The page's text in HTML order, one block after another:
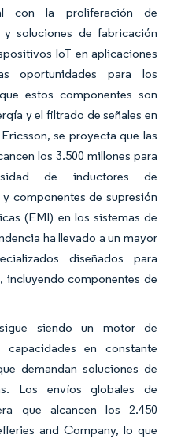
con la proliferación de
soluciones de fabricación
IoT en aplicaciones
oportunidades para los
estos componentes son
y el filtrado de señales en
se proyecta que las
los 3.500 millones para
de inductores de
componentes de supresión
(EMI) en los sistemas de
ha llevado a un mayor
diseñados para
incluyendo componentes de
siendo un motor de
en constante
demandan soluciones de
Los envíos globales de
que alcancen los 2.450
and Company, lo que